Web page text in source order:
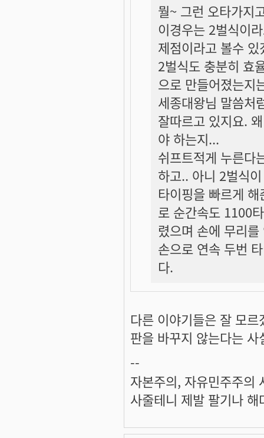
뭘~ 그런 오타가지
이경우는 2벌식이
제점이라고 볼수 있
2벌식도 충분히 효
으로 만들어졌는지
세종대왕님 말씀처
잘따르고 있지요.
야 하는지...
쉬프트적게 누른다
하고.. 아니 2벌식
타이핑을 빠르게
로 순간속도 1100
렸으며 손에 무리
손으로 연속 두번
다.
다른 이야기들은 잘 모
판을 바꾸지 않는다는
--
자본주의, 자유민주주의
사줄테니 제발 팔기나